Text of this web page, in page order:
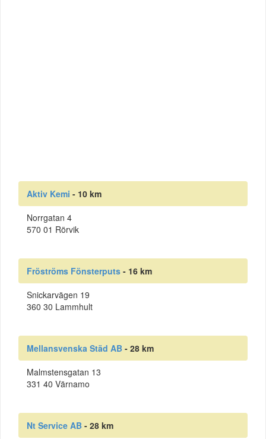
Aktiv Kemi - 10 km
Norrgatan 4
570 01 Rörvik
Fröströms Fönsterputs - 16 km
Snickarvägen 19
360 30 Lammhult
Mellansvenska Städ AB - 28 km
Malmstensgatan 13
331 40 Värnamo
Nt Service AB - 28 km